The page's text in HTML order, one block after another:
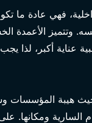
فهي عادة
وتتميز الأعمدة
عناية أكبر، لذا
هيبة المؤسسات
السارية ومكانها.